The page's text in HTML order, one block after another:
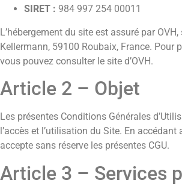
SIRET : 984 997 254 00011
L’hébergement du site est assuré par
Kellermann, 59100 Roubaix, France. Pour
vous pouvez consulter le site d’OVH.
Article 2 – Objet
Les présentes Conditions Générales
l’accès et l’utilisation du Site. En accédant
accepte sans réserve les présentes CGU.
Article 3 – Services